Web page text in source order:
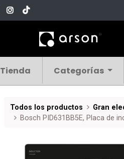
Tienda Categorías
Todos los productos
Gran
Bosch PID631BB5E, Placa de